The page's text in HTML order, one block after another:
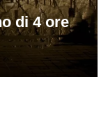
di 4 ore